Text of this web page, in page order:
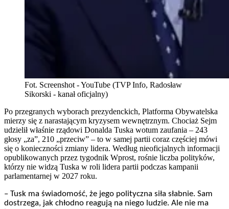
Fot. Screenshot - YouTube (TVP Info, Radosław
Sikorski - kanał oficjalny)
Po przegranych wyborach prezydenckich, Platforma Obywatelska
mierzy się z narastającym kryzysem wewnętrznym. Chociaż Sejm
udzielił właśnie rządowi Donalda Tuska wotum zaufania – 243
głosy „za”, 210 „przeciw” – to w samej partii coraz częściej mówi
się o konieczności zmiany lidera. Według nieoficjalnych informacji
opublikowanych przez tygodnik Wprost, rośnie liczba polityków,
którzy nie widzą Tuska w roli lidera partii podczas kampanii
parlamentarnej w 2027 roku.
– Tusk ma świadomość, że jego polityczna siła słabnie. Sam
dostrzega, jak chłodno reagują na niego ludzie. Ale nie ma